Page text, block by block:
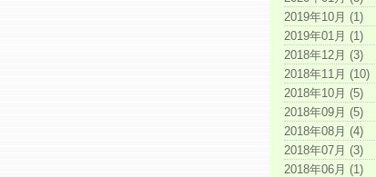
2019年10月 (1)
2019年01月 (1)
2018年12月 (3)
2018年11月 (10)
2018年10月 (5)
2018年09月 (5)
2018年08月 (4)
2018年07月 (3)
2018年06月 (1)